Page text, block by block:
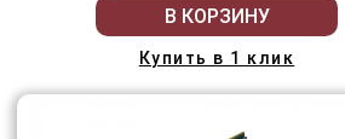
В КОРЗИНУ
Купить в 1 клик